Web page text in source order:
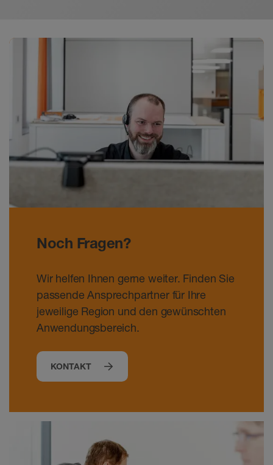
Noch Fragen?
Wir helfen Ihnen gerne weiter. Finden Sie
passende Ansprechpartner für Ihre
jeweilige Region und den gewünschten
Anwendungsbereich.
KONTAKT